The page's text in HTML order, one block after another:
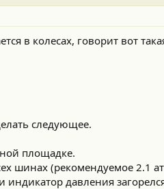
в колесах, говорит вот
следующее.
площадке.
шинах (рекомендуемое 2.1
давления